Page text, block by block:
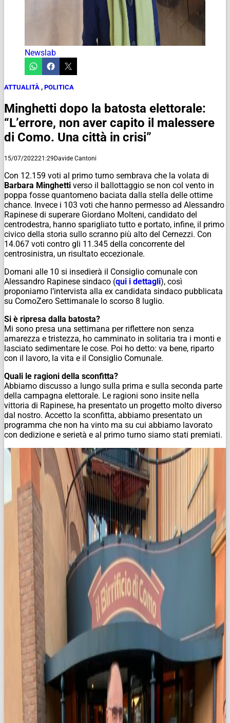
Newslab
ATTUALITÀ , POLITICA
Minghetti dopo la batosta elettorale:
“L’errore, non aver capito il malessere
di Como. Una città in crisi”
15/07/202221:29Davide Cantoni
Con 12.159 voti al primo turno sembrava che la volata di
Barbara Minghetti verso il ballottaggio se non col vento in
poppa fosse quantomeno baciata dalla stella delle ottime
chance. Invece i 103 voti che hanno permesso ad Alessandro
Rapinese di superare Giordano Molteni, candidato del
centrodestra, hanno sparigliato tutto e portato, infine, il primo
civico della storia sullo scranno più alto del Cernezzi. Con
14.067 voti contro gli 11.345 della concorrente del
centrosinistra, un risultato eccezionale.
Domani alle 10 si insedierà il Consiglio comunale con
Alessandro Rapinese sindaco (qui i dettagli), così
proponiamo l’intervista alla ex candidata sindaco pubblicata
su ComoZero Settimanale lo scorso 8 luglio.
Si è ripresa dalla batosta?
Mi sono presa una settimana per riflettere non senza
amarezza e tristezza, ho camminato in solitaria tra i monti e
lasciato sedimentare le cose. Poi ho detto: va bene, riparto
con il lavoro, la vita e il Consiglio Comunale.
Quali le ragioni della sconfitta?
Abbiamo discusso a lungo sulla prima e sulla seconda parte
della campagna elettorale. Le ragioni sono insite nella
vittoria di Rapinese, ha presentato un progetto molto diverso
dal nostro. Accetto la sconfitta, abbiamo presentato un
programma che non ha vinto ma su cui abbiamo lavorato
con dedizione e serietà e al primo turno siamo stati premiati.